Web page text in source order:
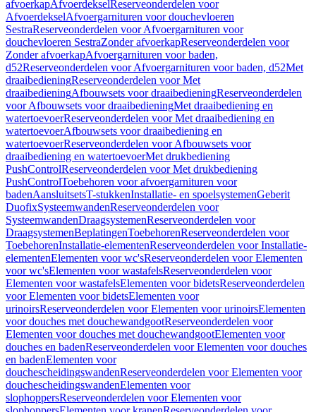
afvoerkapAfvoerdekselReserveonderdelen voor
AfvoerdekselAfvoergarnituren voor douchevloeren
SestraReserveonderdelen voor Afvoergarnituren voor
douchevloeren SestraZonder afvoerkapReserveonderdelen voor
Zonder afvoerkapAfvoergarnituren voor baden,
d52Reserveonderdelen voor Afvoergarnituren voor baden, d52Met
draaibedieningReserveonderdelen voor Met
draaibedieningAfbouwsets voor draaibedieningReserveonderdelen
voor Afbouwsets voor draaibedieningMet draaibediening en
watertoevoerReserveonderdelen voor Met draaibediening en
watertoevoerAfbouwsets voor draaibediening en
watertoevoerReserveonderdelen voor Afbouwsets voor
draaibediening en watertoevoerMet drukbediening
PushControlReserveonderdelen voor Met drukbediening
PushControlToebehoren voor afvoergarnituren voor
badenAansluitsetsT-stukkenInstallatie- en spoelsystemenGeberit
DuofixSysteemwandenReserveonderdelen voor
SysteemwandenDraagsystemenReserveonderdelen voor
DraagsystemenBeplatingenToebehorenReserveonderdelen voor
ToebehorenInstallatie-elementenReserveonderdelen voor Installatie-
elementenElementen voor wc'sReserveonderdelen voor Elementen
voor wc'sElementen voor wastafelsReserveonderdelen voor
Elementen voor wastafelsElementen voor bidetsReserveonderdelen
voor Elementen voor bidetsElementen voor
urinoirsReserveonderdelen voor Elementen voor urinoirsElementen
voor douches met douchewandgootReserveonderdelen voor
Elementen voor douches met douchewandgootElementen voor
douches en badenReserveonderdelen voor Elementen voor douches
en badenElementen voor
douchescheidingswandenReserveonderdelen voor Elementen voor
douchescheidingswandenElementen voor
slophoppersReserveonderdelen voor Elementen voor